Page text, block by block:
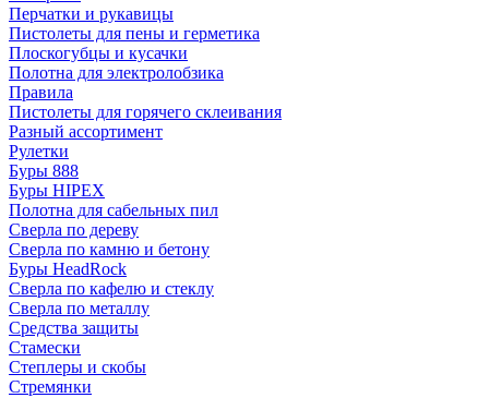
Перчатки и рукавицы
Пистолеты для пены и герметика
Плоскогубцы и кусачки
Полотна для электролобзика
Правила
Пистолеты для горячего склеивания
Разный ассортимент
Рулетки
Буры 888
Буры HIPEX
Полотна для сабельных пил
Сверла по дереву
Сверла по камню и бетону
Буры HeadRock
Сверла по кафелю и стеклу
Сверла по металлу
Средства защиты
Стамески
Степлеры и скобы
Стремянки